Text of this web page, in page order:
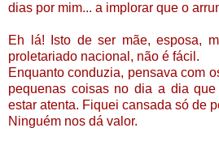
dias por mim... a implorar que o
Eh lá! Isto de ser mãe, esposa,
proletariado nacional, não é fácil.
Enquanto conduzia, pensava com
pequenas coisas no dia a dia
estar atenta. Fiquei cansada só de
Ninguém nos dá valor.